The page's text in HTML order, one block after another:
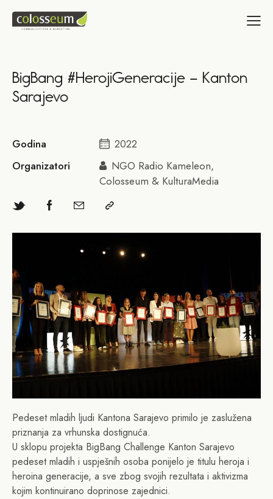
BigBang #HerojiGeneracije – Kanton
Sarajevo
Pedeset mladih ljudi Kantona Sarajevo primilo je zaslužena
priznanja za vrhunska dostignuća.
U sklopu projekta BigBang Challenge Kanton Sarajevo
pedeset mladih i uspješnih osoba ponijelo je titulu heroja i
heroina generacije, a sve zbog svojih rezultata i aktivizma
kojim kontinuirano doprinose zajednici.
Godina
2022
Organizatori
NGO Radio Kameleon,
Colosseum & KulturaMedia